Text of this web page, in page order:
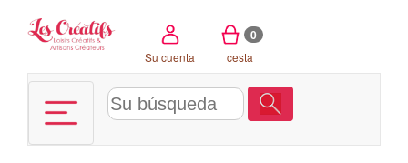
Su cuenta
0
cesta